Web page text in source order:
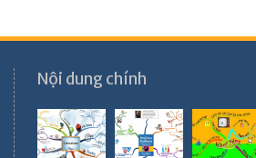
Nội dung chính